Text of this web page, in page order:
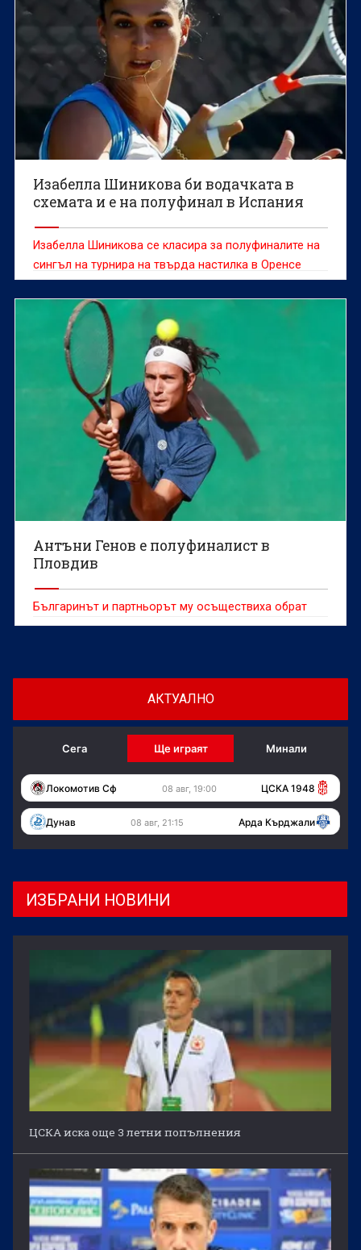
Изабелла Шиникова би водачката в
схемата и е на полуфинал в Испания
Изабелла Шиникова се класира за полуфиналите на
сингъл на турнира на твърда настилка в Оренсе
(Испания) с награден фонд от 60 хиляди долара.
Антъни Генов е полуфиналист в
Пловдив
Българинът и партньорът му осъществиха обрат
АКТУАЛНО
Сега Ще играят Минали
Локомотив Сф 08 авг, 19:00 ЦСКА 1948
Дунав 08 авг, 21:15 Арда Кърджали
ИЗБРАНИ НОВИНИ
ЦСКА иска още 3 летни попълнения